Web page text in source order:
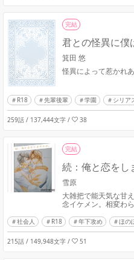
完結
君との怪異に僕
箕田 悠
怪異によって惹かれ
R18 先輩後輩 学園 シリア
259話 / 137,444文字 / 38
完結
続：俺と恋をし
雪原
大雑把で能天気な甘
念イケメン。相変わ
社会人 R18 年下攻め ほの
215話 / 149,948文字 / 51